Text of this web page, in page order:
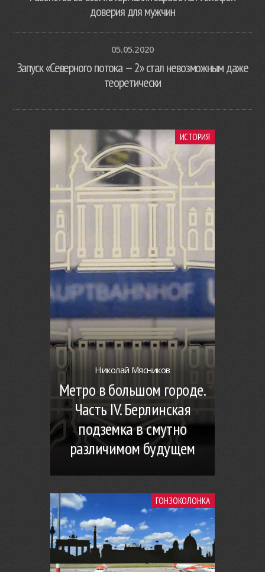
доверия для мужчин
05.05.2020
Запуск «Северного потока — 2» стал невозможным даже
теоретически
ИСТОРИЯ
Николай Мясников
Метро в большом городе.
Часть IV. Берлинская
подземка в смутно
различимом будущем
ГОНЗОКОЛОНКА